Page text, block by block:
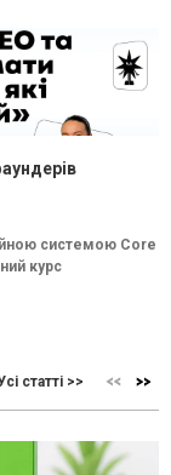
системою Core
курс
статті >>